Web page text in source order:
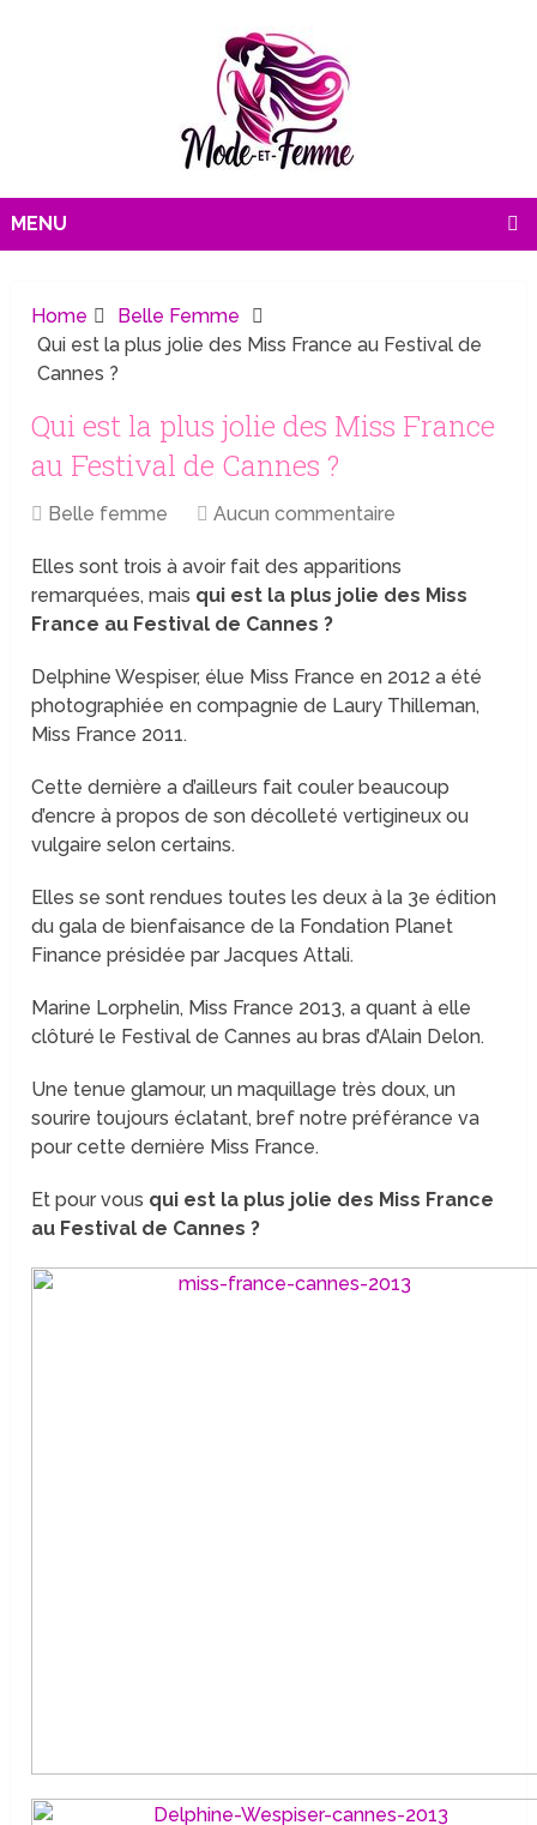
MENU
Home
Belle Femme
Qui est la plus jolie des Miss France au Festival de
Cannes ?
Qui est la plus jolie des Miss France
au Festival de Cannes ?
Belle femme Aucun commentaire
Elles sont trois à avoir fait des apparitions
remarquées, mais qui est la plus jolie des Miss
France au Festival de Cannes ?
Delphine Wespiser, élue Miss France en 2012 a été
photographiée en compagnie de Laury Thilleman,
Miss France 2011.
Cette dernière a d’ailleurs fait couler beaucoup
d’encre à propos de son décolleté vertigineux ou
vulgaire selon certains.
Elles se sont rendues toutes les deux à la 3e édition
du gala de bienfaisance de la Fondation Planet
Finance présidée par Jacques Attali.
Marine Lorphelin, Miss France 2013, a quant à elle
clôturé le Festival de Cannes au bras d’Alain Delon.
Une tenue glamour, un maquillage très doux, un
sourire toujours éclatant, bref notre préférance va
pour cette dernière Miss France.
Et pour vous qui est la plus jolie des Miss France
au Festival de Cannes ?